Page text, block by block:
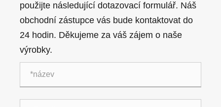
použijte následující dotazovací formulář. Náš
obchodní zástupce vás bude kontaktovat do
24 hodin. Děkujeme za váš zájem o naše
výrobky.